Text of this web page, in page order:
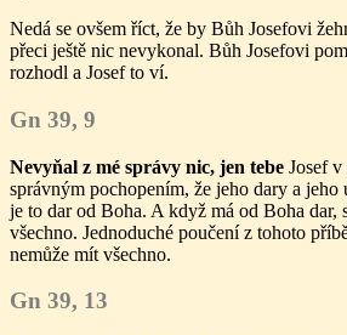
Nedá se ovšem říct, že by Bůh Josefovi
přeci ještě nic nevykonal. Bůh Josefovi
rozhodl a Josef to ví.
Gn 39, 9
Nevyňal z mé správy nic, jen tebe Josef
správným pochopením, že jeho dary a jeho
je to dar od Boha. A když má od Boha dar,
všechno. Jednoduché poučení z tohoto
nemůže mít všechno.
Gn 39, 13